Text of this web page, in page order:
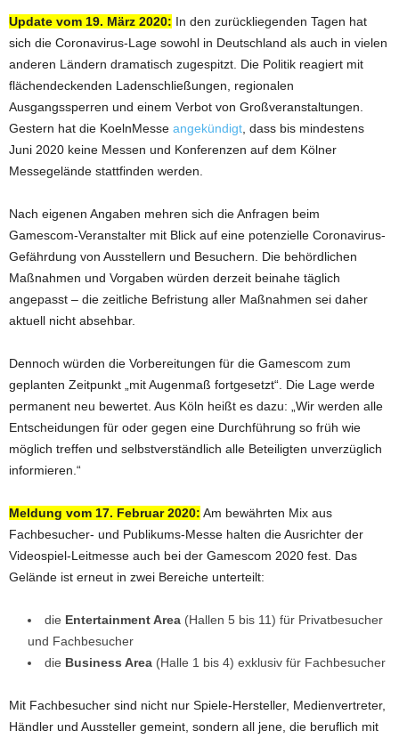
Update vom 19. März 2020: In den zurückliegenden Tagen hat
sich die Coronavirus-Lage sowohl in Deutschland als auch in vielen
anderen Ländern dramatisch zugespitzt. Die Politik reagiert mit
flächendeckenden Ladenschließungen, regionalen
Ausgangssperren und einem Verbot von Großveranstaltungen.
Gestern hat die KoelnMesse angekündigt , dass bis mindestens
Juni 2020 keine Messen und Konferenzen auf dem Kölner
Messegelände stattfinden werden.
Nach eigenen Angaben mehren sich die Anfragen beim
Gamescom-Veranstalter mit Blick auf eine potenzielle Coronavirus-
Gefährdung von Ausstellern und Besuchern. Die behördlichen
Maßnahmen und Vorgaben würden derzeit beinahe täglich
angepasst – die zeitliche Befristung aller Maßnahmen sei daher
aktuell nicht absehbar.
Dennoch würden die Vorbereitungen für die Gamescom zum
geplanten Zeitpunkt „mit Augenmaß fortgesetzt“. Die Lage werde
permanent neu bewertet. Aus Köln heißt es dazu: „Wir werden alle
Entscheidungen für oder gegen eine Durchführung so früh wie
möglich treffen und selbstverständlich alle Beteiligten unverzüglich
informieren.“
Meldung vom 17. Februar 2020: Am bewährten Mix aus
Fachbesucher- und Publikums-Messe halten die Ausrichter der
Videospiel-Leitmesse auch bei der Gamescom 2020 fest. Das
Gelände ist erneut in zwei Bereiche unterteilt:
die Entertainment Area (Hallen 5 bis 11) für Privatbesucher
und Fachbesucher
die Business Area (Halle 1 bis 4) exklusiv für Fachbesucher
Mit Fachbesucher sind nicht nur Spiele-Hersteller, Medienvertreter,
Händler und Aussteller gemeint, sondern all jene, die beruflich mit